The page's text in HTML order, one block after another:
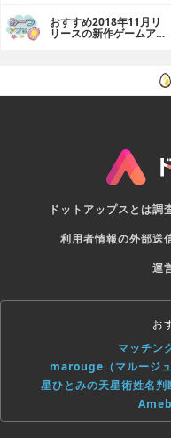
■認識と作成できるフォ
-ビットコインアドレス
-連絡先
-
-メール(mailto, MATMSG)
-任意入力(テキスト)
■内蔵ブラウザ
-携帯サイトの閲覧がで
004SH PJ", "DoCoMo
れ魔法を使って装います
(注意:各キャリアの公式
-URLをメール、SMS、
＊＊＊＊＊＊＊＊＊＊＊
一番使いやすいQRアプ
QRプロの続いての開発
おすすめ2018年11月リ
リースの新作ゲームアプ
ドットアップスとは調
利用者情報の外部送
運
お
マッチン
marouge（マルージ
星ひとみの天星術姓名判